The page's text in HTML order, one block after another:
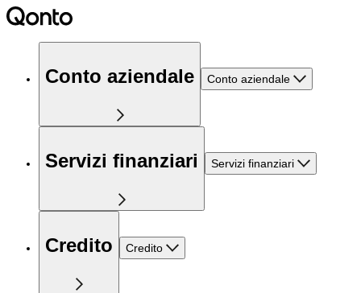
Conto aziendale Conto aziendale
Servizi finanziari Servizi finanziari
Credito Credito